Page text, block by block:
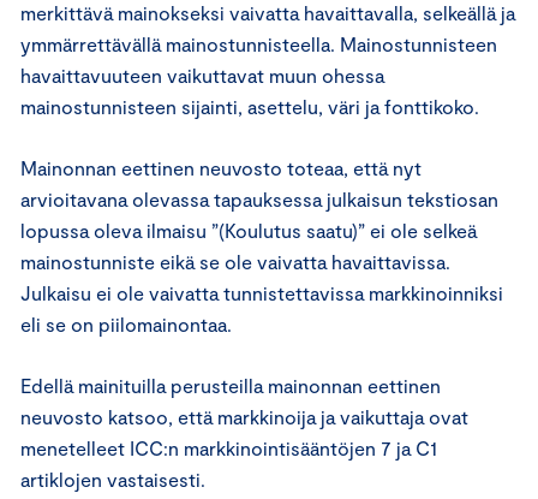
merkittävä mainokseksi vaivatta havaittavalla, selkeällä ja
ymmärrettävällä mainostunnisteella. Mainostunnisteen
havaittavuuteen vaikuttavat muun ohessa
mainostunnisteen sijainti, asettelu, väri ja fonttikoko.
Mainonnan eettinen neuvosto toteaa, että nyt
arvioitavana olevassa tapauksessa julkaisun tekstiosan
lopussa oleva ilmaisu ”(Koulutus saatu)” ei ole selkeä
mainostunniste eikä se ole vaivatta havaittavissa.
Julkaisu ei ole vaivatta tunnistettavissa markkinoinniksi
eli se on piilomainontaa.
Edellä mainituilla perusteilla mainonnan eettinen
neuvosto katsoo, että markkinoija ja vaikuttaja ovat
menetelleet ICC:n markkinointisääntöjen 7 ja C1
artiklojen vastaisesti.